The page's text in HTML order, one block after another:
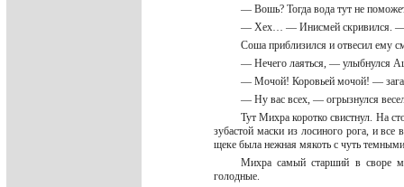
— Вошь? Тогда вода тут не
— Хех… — Инисмей скривился. —
Соша приблизился и отвесил ему
— Нечего лаяться, — улыбнулся
— Мочой! Коровьей мочой! —
— Ну вас всех, — огрызнулся
Тут Михра коротко свистнул. На
зубастой маски из лосиного рога, и
щеке была нежная мякоть с чуть
Михра самый старший в своре
голодные.